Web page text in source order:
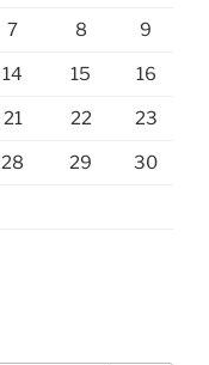
7 8 9
14 15 16
21 22 23
28 29 30